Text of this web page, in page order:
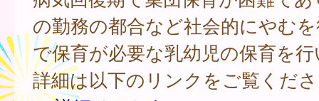
の勤務の都合など社会的にやむ
で保育が必要な乳幼児の保育を
詳細は以下のリンクをご覧くだ